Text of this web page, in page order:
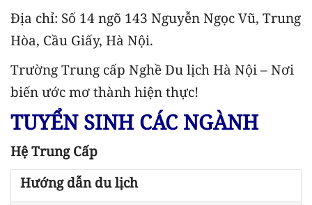
Địa chỉ: Số 14 ngõ 143 Nguyễn Ngọc Vũ, Trung
Hòa, Cầu Giấy, Hà Nội.
Trường Trung cấp Nghề Du lịch Hà Nội – Nơi
biến ước mơ thành hiện thực!
TUYỂN SINH CÁC NGÀNH
Hệ Trung Cấp
Hướng dẫn du lịch